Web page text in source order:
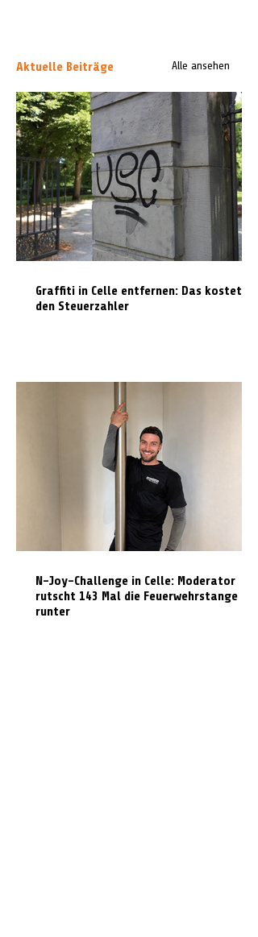
Aktuelle Beiträge Alle ansehen
Graffiti in Celle entfernen: Das kostet es
den Steuerzahler
N-Joy-Challenge in Celle: Moderator
rutscht 143 Mal die Feuerwehrstange
runter